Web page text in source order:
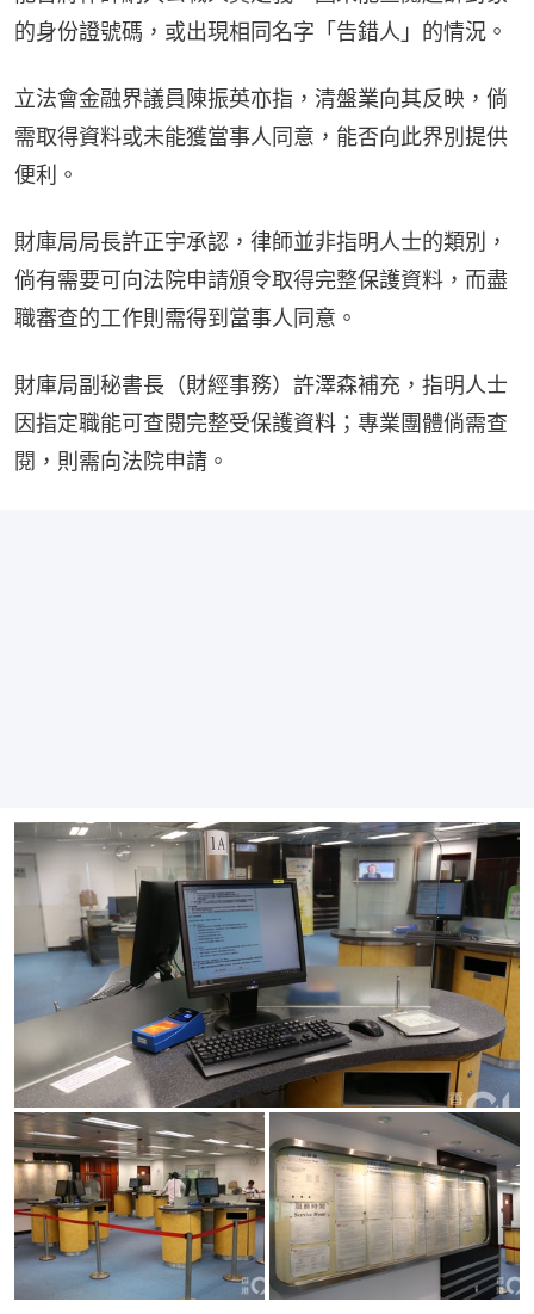
的身份證號碼，或出現相同名字「告錯人」的情況。
立法會金融界議員陳振英亦指，清盤業向其反映，倘
需取得資料或未能獲當事人同意，能否向此界別提供
便利。
財庫局局長許正宇承認，律師並非指明人士的類別，
倘有需要可向法院申請頒令取得完整保護資料，而盡
職審查的工作則需得到當事人同意。
財庫局副秘書長（財經事務）許澤森補充，指明人士
因指定職能可查閱完整受保護資料；專業團體倘需查
閱，則需向法院申請。